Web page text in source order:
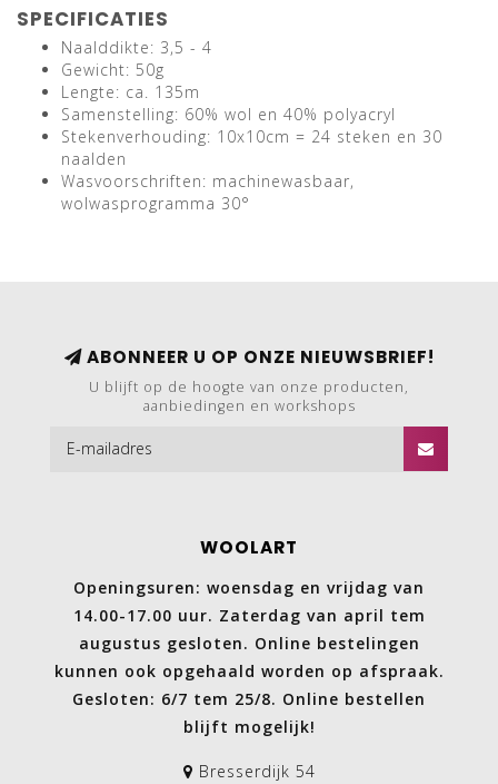
SPECIFICATIES
Naalddikte: 3,5 - 4
Gewicht: 50g
Lengte: ca. 135m
Samenstelling: 60% wol en 40% polyacryl
Stekenverhouding: 10x10cm = 24 steken en 30
naalden
Wasvoorschriften: machinewasbaar,
wolwasprogramma 30°
ABONNEER U OP ONZE NIEUWSBRIEF!
U blijft op de hoogte van onze producten,
aanbiedingen en workshops
WOOLART
Openingsuren: woensdag en vrijdag van
14.00-17.00 uur. Zaterdag van april tem
augustus gesloten. Online bestelingen
kunnen ook opgehaald worden op afspraak.
Gesloten: 6/7 tem 25/8. Online bestellen
blijft mogelijk!
Bresserdijk 54